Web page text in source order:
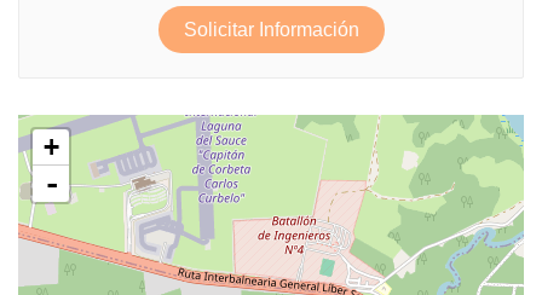
Solicitar Información
+
-